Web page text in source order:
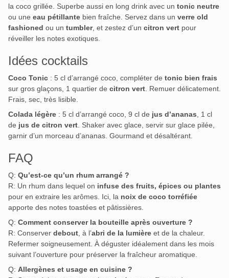
la coco grillée. Superbe aussi en long drink avec un tonic neutre
ou une eau pétillante bien fraîche. Servez dans un verre old
fashioned ou un tumbler, et zestez d’un citron vert pour
réveiller les notes exotiques.
Idées cocktails
Coco Tonic : 5 cl d’arrangé coco, compléter de tonic bien frais
sur gros glaçons, 1 quartier de citron vert . Remuer délicatement.
Frais, sec, très lisible.
Colada légère : 5 cl d’arrangé coco, 9 cl de jus d’ananas , 1 cl
de jus de citron vert . Shaker avec glace, servir sur glace pilée,
garnir d’un morceau d’ananas. Gourmand et désaltérant.
FAQ
Q: Qu’est-ce qu’un rhum arrangé ?
R: Un rhum dans lequel on infuse des fruits, épices ou plantes
pour en extraire les arômes. Ici, la noix de coco torréfiée
apporte des notes toastées et pâtissières.
Q: Comment conserver la bouteille après ouverture ?
R: Conserver debout , à l’abri de la lumière et de la chaleur.
Refermer soigneusement. À déguster idéalement dans les mois
suivant l’ouverture pour préserver la fraîcheur aromatique.
Q: Allergènes et usage en cuisine ?